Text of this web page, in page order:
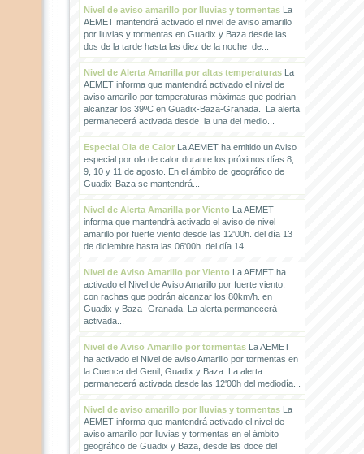
Nivel de aviso amarillo por lluvias y tormentasLa
AEMET mantendrá activado el nivel de aviso amarillo
por lluvias y tormentas en Guadix y Baza desde las
dos de la tarde hasta las diez de la noche de...
Nivel de Alerta Amarilla por altas temperaturasLa
AEMET informa que mantendrá activado el nivel de
aviso amarillo por temperaturas máximas que podrían
alcanzar los 39ºC en Guadix-Baza-Granada. La alerta
permanecerá activada desde la una del medio...
Especial Ola de CalorLa AEMET ha emitido un Aviso
especial por ola de calor durante los próximos días 8,
9, 10 y 11 de agosto. En el ámbito de geográfico de
Guadix-Baza se mantendrá...
Nivel de Alerta Amarilla por VientoLa AEMET
informa que mantendrá activado el aviso de nivel
amarillo por fuerte viento desde las 12'00h. del día 13
de diciembre hasta las 06'00h. del día 14....
Nivel de Aviso Amarillo por VientoLa AEMET ha
activado el Nivel de Aviso Amarillo por fuerte viento,
con rachas que podrán alcanzar los 80km/h. en
Guadix y Baza- Granada. La alerta permanecerá
activada...
Nivel de Aviso Amarillo por tormentasLa AEMET
ha activado el Nivel de aviso Amarillo por tormentas en
la Cuenca del Genil, Guadix y Baza. La alerta
permanecerá activada desde las 12'00h del mediodía...
Nivel de aviso amarillo por lluvias y tormentasLa
AEMET informa que mantendrá activado el nivel de
aviso amarillo por lluvias y tormentas en el ámbito
geográfico de Guadix y Baza, desde las doce del